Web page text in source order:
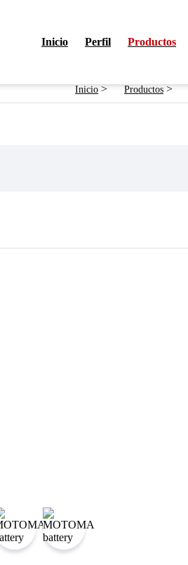
Inicio Perfil Productos
Inicio> Productos>